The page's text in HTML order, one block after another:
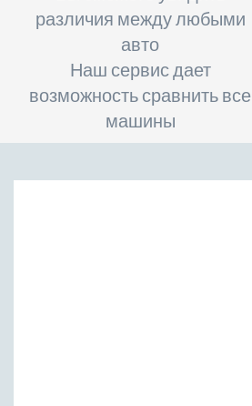
различия между любыми
авто
Наш сервис дает
возможность сравнить все
машины